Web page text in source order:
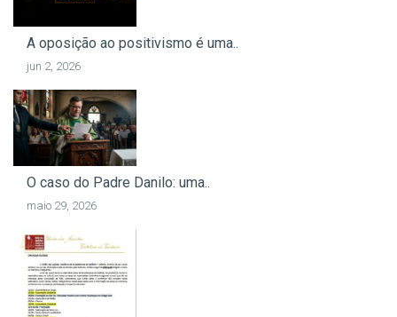
A oposição ao positivismo é uma..
jun 2, 2026
O caso do Padre Danilo: uma..
maio 29, 2026